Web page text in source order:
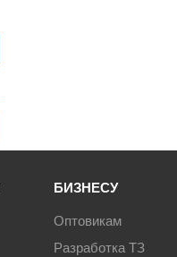
БИЗНЕСУ
Оптовикам
Разработка ТЗ